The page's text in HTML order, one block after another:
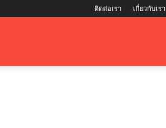
ติดต่อเรา เกี่ยวกับเรา